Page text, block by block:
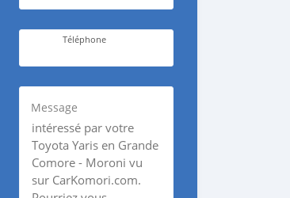
Téléphone
Message